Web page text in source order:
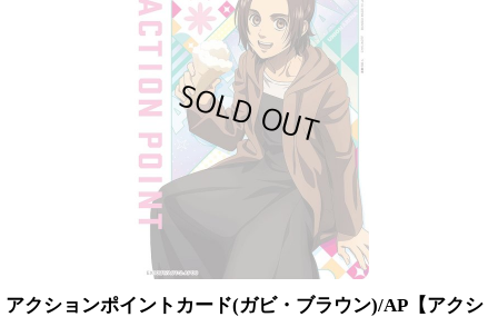
アクションポイントカード(ガビ・ブラウン)/AP【アクシ